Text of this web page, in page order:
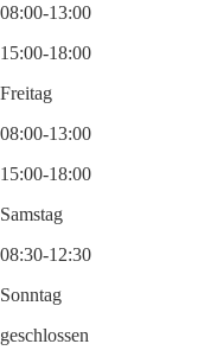
08:00-13:00
15:00-18:00
Freitag
08:00-13:00
15:00-18:00
Samstag
08:30-12:30
Sonntag
geschlossen